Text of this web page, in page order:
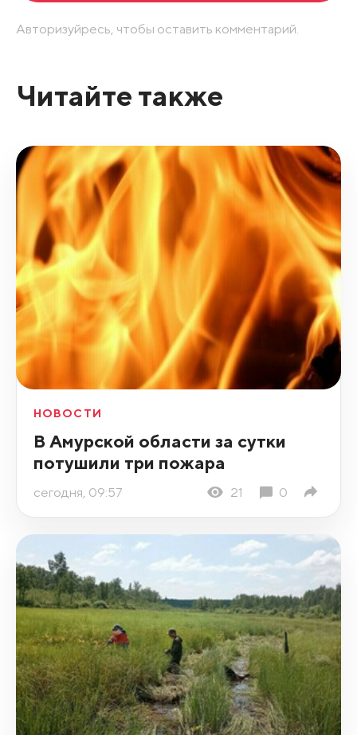
Авторизуйресь, чтобы оставить комментарий.
Читайте также
НОВОСТИ
В Амурской области за сутки
потушили три пожара
сегодня, 09:57 21 0